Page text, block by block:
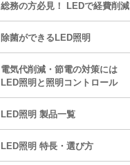
総務の方必見！ LEDで経費削減
除菌ができるLED照明
電気代削減・節電の対策には
LED照明と照明コントロール
LED照明 製品一覧
LED照明 特長・選び方